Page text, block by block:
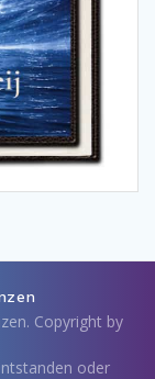
Copyright by
oder